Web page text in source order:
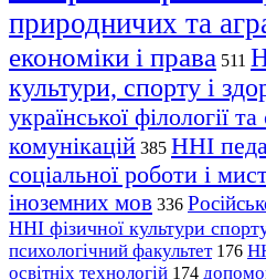
природничих та
економіки і права 511
культури, спорту і
української філології
комунікацій 385 ННІ
соціальної роботи і
іноземних мов 336
ННІ фізичної культури
психологічний факультет 176
освітніх технологій 174